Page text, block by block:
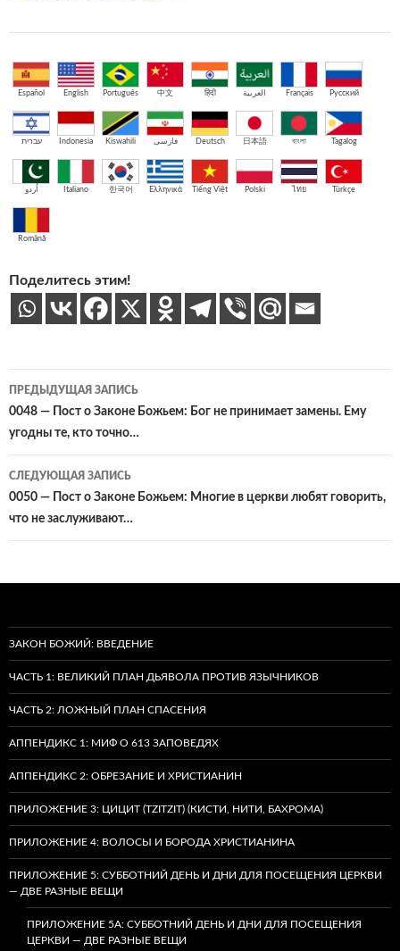
Español English Português 中文 हिंदी العربية Français Русский
עברית Indonesia Kiswahili فارسی Deutsch 日本語 বাংলা Tagalog
اُردو Italiano 한국어 Ελληνικά Tiếng Việt Polski ไทย Türkçe
Română
Поделитесь этим!
Навигация
по
записям
ПРЕДЫДУЩАЯ ЗАПИСЬ
0048 — Пост о Законе Божьем: Бог не принимает замены. Ему
угодны те, кто точно…
СЛЕДУЮЩАЯ ЗАПИСЬ
0050 — Пост о Законе Божьем: Многие в церкви любят говорить,
что не заслуживают…
ЗАКОН БОЖИЙ: ВВЕДЕНИЕ
ЧАСТЬ 1: ВЕЛИКИЙ ПЛАН ДЬЯВОЛА ПРОТИВ ЯЗЫЧНИКОВ
ЧАСТЬ 2: ЛОЖНЫЙ ПЛАН СПАСЕНИЯ
АППЕНДИКС 1: МИФ О 613 ЗАПОВЕДЯХ
АППЕНДИКС 2: ОБРЕЗАНИЕ И ХРИСТИАНИН
ПРИЛОЖЕНИЕ 3: ЦИЦИТ (TZITZIT) (КИСТИ, НИТИ, БАХРОМА)
ПРИЛОЖЕНИЕ 4: ВОЛОСЫ И БОРОДА ХРИСТИАНИНА
ПРИЛОЖЕНИЕ 5: СУББОТНИЙ ДЕНЬ И ДНИ ДЛЯ ПОСЕЩЕНИЯ ЦЕРКВИ
— ДВЕ РАЗНЫЕ ВЕЩИ
ПРИЛОЖЕНИЕ 5A: СУББОТНИЙ ДЕНЬ И ДНИ ДЛЯ ПОСЕЩЕНИЯ
ЦЕРКВИ — ДВЕ РАЗНЫЕ ВЕЩИ